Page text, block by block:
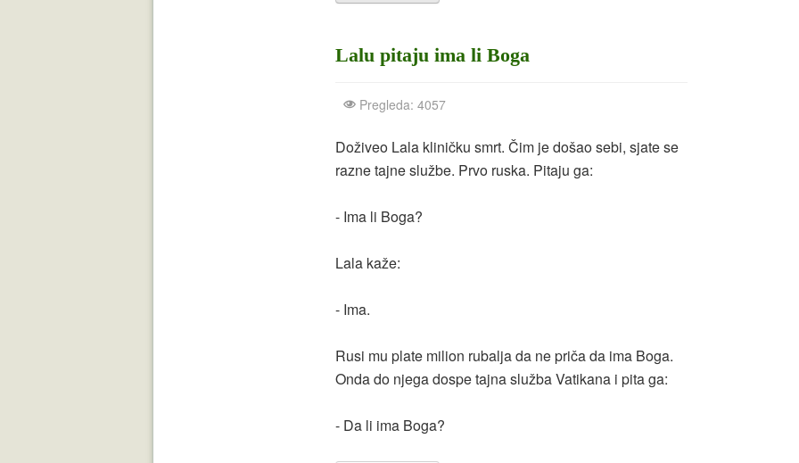
Lalu pitaju ima li Boga
Pregleda: 4057
Doživeo Lala kliničku smrt. Čim je došao sebi, sjate se
razne tajne službe. Prvo ruska. Pitaju ga:
- Ima li Boga?
Lala kaže:
- Ima.
Rusi mu plate milion rubalja da ne priča da ima Boga.
Onda do njega dospe tajna služba Vatikana i pita ga:
- Da li ima Boga?